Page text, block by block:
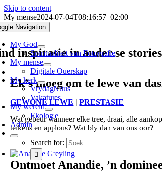
Skip to content
Navigation
My God
Spiritualiteit van Fotografie
My mense
Digitale Ouerskap
My kerk
VrydagNuus
Vakatures
My wêreld
Ekologie
Admin
Search for:
My mense2024-07-04T08:16:57+02:00
inspirasie in ander se
Ek’s moeg om te lewe van
GEWONE LEWE |PRESTASIE
Wat gebeur wanneer elke tree, draai, alle
teikens en applous? Wat bly dan van ons oor?
Ontmoet Anandie, ’n